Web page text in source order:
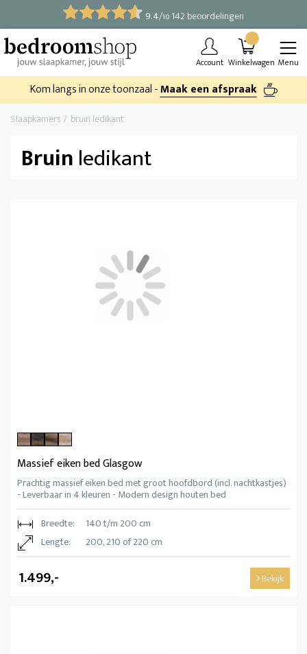
9.4/10 142 beoordelingen
Account Winkelwagen Menu
Kom langs in onze toonzaal -Maak een afspraak
Slaapkamers bruin ledikant
Bruinledikant
Massief eiken bed Glasgow
Prachtig massief eiken bed met groot hoofdbord (incl. nachtkastjes)
- Leverbaar in 4 kleuren - Modern design houten bed
Breedte:
140 t/m 200 cm
Lengte:
200, 210 of 220 cm
1.499,- Bekijk